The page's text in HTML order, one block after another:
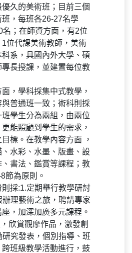
久的美術班；目前三個
，每班各26-27名學
名；在師資方面，有2位
位代課美術教師，美術
系，具國內外大學、碩
長授課，並建置每位教
，學科採集中式教學，
普通班一致；術科則採
學生分為兩組，由兩位
能照顧到學生的需求，
標。在教學內容方面 ，
水彩、水墨、版畫、設
書法、鑑賞等課程；教
節為原則。
採:1.定期舉行教學研討
理藝術之旅，聘請專家
，加深加廣多元課程。
欣賞觀摩作品，激發創
究發表，個別指導、班
班級教學活動進行，鼓